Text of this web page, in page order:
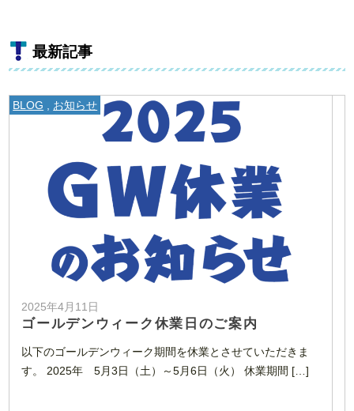
最新記事
BLOG お知らせ
2025年4月11日
ゴールデンウィーク休業日のご案内
以下のゴールデンウィーク期間を休業とさせていただきま
す。 2025年 5月3日（土）～5月6日（火） 休業期間 […]